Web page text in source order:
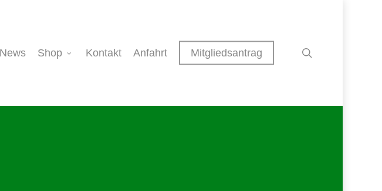
News Shop Kontakt Anfahrt Mitgliedsantrag